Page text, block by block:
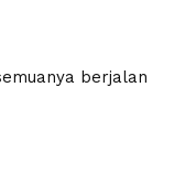
berjalan